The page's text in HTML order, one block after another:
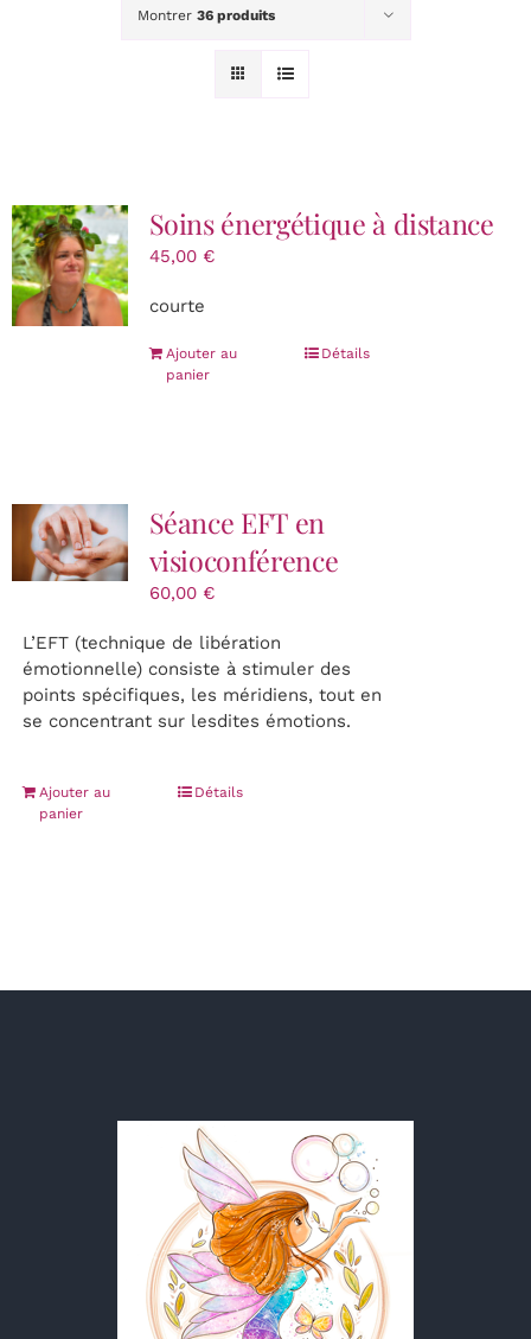
INITIATION & FORMATION
CONTACT
Panier
Montrer 36 produits
Soins énergétique à distance
45,00 €
courte
Ajouter au
panier
Détails
Séance EFT en
visioconférence
60,00 €
L’EFT (technique de libération
émotionnelle) consiste à stimuler des
points spécifiques, les méridiens, tout en
se concentrant sur lesdites émotions.
Ajouter au
panier
Détails